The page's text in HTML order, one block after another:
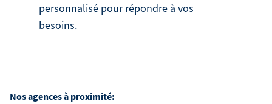
personnalisé pour répondre à vos
besoins.
Nos agences à proximité: